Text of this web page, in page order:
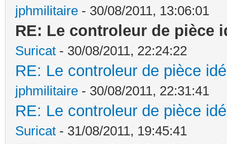
jphmilitaire - 30/08/2011, 13:06:01
RE: Le controleur de pièce
Suricat - 30/08/2011, 22:24:22
RE: Le controleur de pièce
jphmilitaire - 30/08/2011, 22:31:41
RE: Le controleur de pièce
Suricat - 31/08/2011, 19:45:41